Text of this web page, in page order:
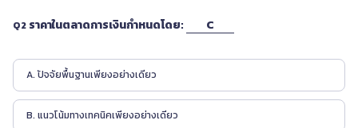
Q2 ราคาในตลาดการเงินกำหนดโดย: C
A. ปัจจัยพื้นฐานเพียงอย่างเดียว
B. แนวโน้มทางเทคนิคเพียงอย่างเดียว